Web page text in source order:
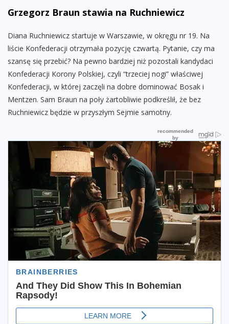
Grzegorz Braun stawia na Ruchniewicz
Diana Ruchniewicz startuje w Warszawie, w okręgu nr 19. Na
liście Konfederacji otrzymała pozycję czwartą. Pytanie, czy ma
szansę się przebić? Na pewno bardziej niż pozostali kandydaci
Konfederacji Korony Polskiej, czyli “trzeciej nogi” właściwej
Konfederacji, w której zaczęli na dobre dominować Bosak i
Mentzen. Sam Braun na poły żartobliwie podkreślił, że bez
Ruchniewicz będzie w przyszłym Sejmie samotny.